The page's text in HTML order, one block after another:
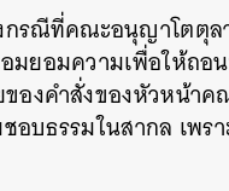
รณีที่คณะอนุญาโตตุล
ยอมความเพื่อให้ถอ
องคำสั่งของหัวหน้า
บธรรมในสากล เพร